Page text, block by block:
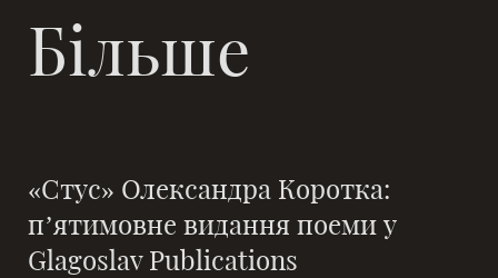
Більше
«Стус» Олександра Коротка:
п’ятимовне видання поеми у
Glagoslav Publications